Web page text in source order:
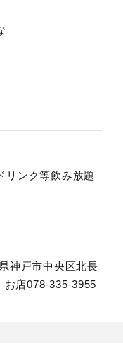
リンク等飲み放題
神戸市中央区北長
お店078-335-3955